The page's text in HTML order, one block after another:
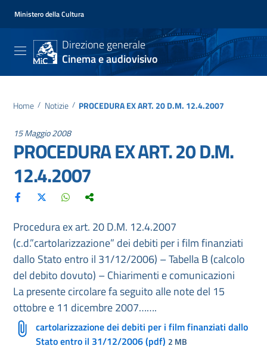
Ministero della Cultura
Direzione generale
Cinema e audiovisivo
Home / Notizie / PROCEDURA EX ART. 20 D.M. 12.4.2007
15 Maggio 2008
PROCEDURA EX ART. 20 D.M.
12.4.2007
Procedura ex art. 20 D.M. 12.4.2007
(c.d.”cartolarizzazione” dei debiti per i film finanziati
dallo Stato entro il 31/12/2006) – Tabella B (calcolo
del debito dovuto) – Chiarimenti e comunicazioni
La presente circolare fa seguito alle note del 15
ottobre e 11 dicembre 2007…….
cartolarizzazione dei debiti per i film finanziati dallo
Stato entro il 31/12/2006 (pdf) 2 MB